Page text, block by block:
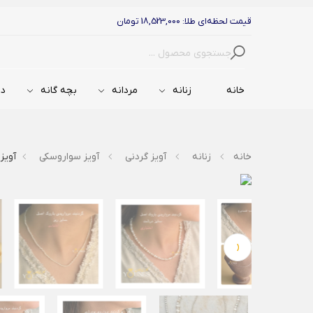
قیمت لحظه‌ای طلا: 18,523,000 تومان
جستجو
خانه زنانه مردانه بچه گانه
خانه زنانه آویز گردنی آویز سواروسکی
‹